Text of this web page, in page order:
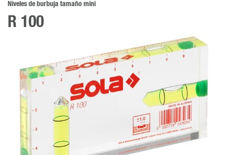
Niveles de burbuja tamaño mini
R 100